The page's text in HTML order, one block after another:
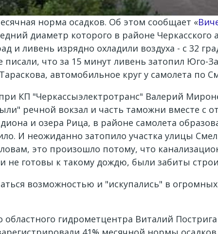
норма осадков. Об этом сообщает «
диаметр которого в районе Черкасского
и ливень изрядно охладили воздуха - с 32
писали, что за 15 минут ливень затопил Юго-
автомобильное круг у самолета по
КП "Черкассыэлектротранс" Валерий
речной вокзал и часть таможни вместе
и озера Рица, в районе самолета
И неожиданно затопило участка улицы
это произошло потому, что
не готовы к такому дождю, были забиты
возможностью и "искупались" в
областного гидрометцентра Виталий